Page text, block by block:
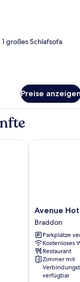
großes Schlafsofa
Preise
Avenue
Hotel
Canberra
Braddon
Avenue
Braddon
Parkplätze
Kostenloses
Restaurant
Zimmer mit
verfügbar
Avenue Hotel